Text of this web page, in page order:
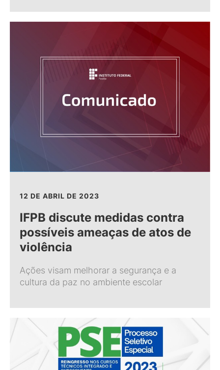
12 DE ABRIL DE 2023
IFPB discute medidas contra
possíveis ameaças de atos de
violência
Ações visam melhorar a segurança e a
cultura da paz no ambiente escolar